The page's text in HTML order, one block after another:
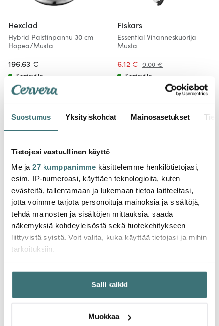
Suostumus Yksityiskohdat Mainosasetukset
Tietojesi vastuullinen käyttö
Me ja 27 kumppanimme käsittelemme henkilötietojasi,
esim. IP-numeroasi, käyttäen teknologioita, kuten
evästeitä, tallentamaan ja lukemaan tietoa laitteeltasi,
jotta voimme tarjota personoituja mainoksia ja sisältöjä,
tehdä mainosten ja sisältöjen mittauksia, saada
näkemyksiä kohdeyleisöstä sekä tuotekehitykseen
liittyvistä syistä. Voit valita, kuka käyttää tietojasi ja mihin
tarkoituksiin.
Jos sallit, haluamme myös tehdä seuraavia:
Kerätä tietoja maantieteellisestä sijainnistasi,
mahdollisesti muutaman metrin tarkkuudella
aktiivisesti (sormenjäljen muodostaminen)
Salli kaikki
Muokkaa
Hexclad
Hybrid Paistinpannu 30 cm
Hopea/Musta
196.63 €
Saatavilla
Fiskars
Essential Vihanneskuorija
Musta
6.12 € 9.00 €
Saatavilla
Iittala
Ultima Thule Olutlasi 38 cl 2
kpl
48.64 € 58.01 €
Fiskars
Functional Form Keraaminen
Paistinpannu 24 cm
Keraaminen